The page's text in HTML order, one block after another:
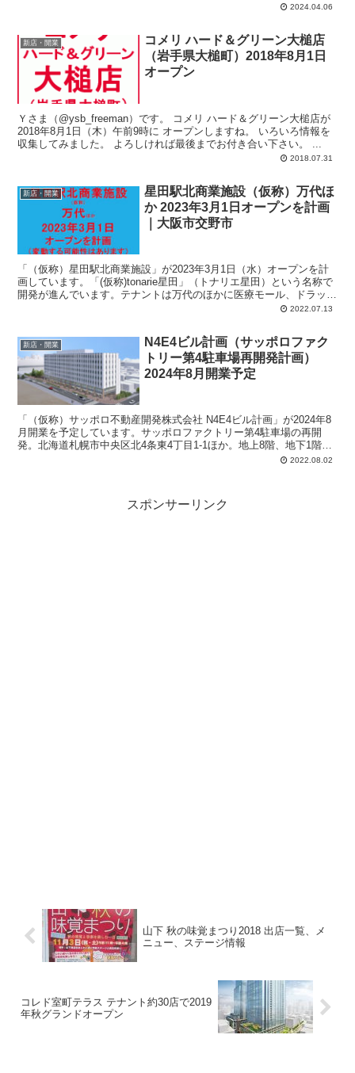
2024.04.06
新店・開業
コメリ ハード＆グリーン大槌店
（岩手県大槌町）2018年8月1日
オープン
Ｙさま（@ysb_freeman）です。 コメリ ハード＆グリーン大槌店が
2018年8月1日（木）午前9時に オープンしますね。 いろいろ情報を
2018.07.31
新店・開業
星田駅北商業施設（仮称）万代ほ
か 2023年3月1日オープンを計画
｜大阪市交野市
「（仮称）星田駅北商業施設」が2023年3月1日（水）オープンを計
画しています。「(仮称)tonarie星田」（トナリエ星田）という名称で
開発が進んでいます。テナントは万代のほかに医療モール、ドラッグ
ストア、100円均一ショップなど。計画では、店舗面積：3,733平方
2022.07.13
新店・開業
N4E4ビル計画（サッポロファク
トリー第4駐車場再開発計画）
2024年8月開業予定
「（仮称）サッポロ不動産開発株式会社 N4E4ビル計画」が2024年8
月開業を予定しています。サッポロファクトリー第4駐車場の再開
発。北海道札幌市中央区北4条東4丁目1-1ほか。地上8階、地下1階建
て。敷地面積：4,506.81平方メートル。延床面積：14,335.82平方メ
2022.08.02
スポンサーリンク
山下 秋の味覚まつり2018 出店一覧、メ
ニュー、ステージ情報
コレド室町テラス テナント約30店で2019
年秋グランドオープン